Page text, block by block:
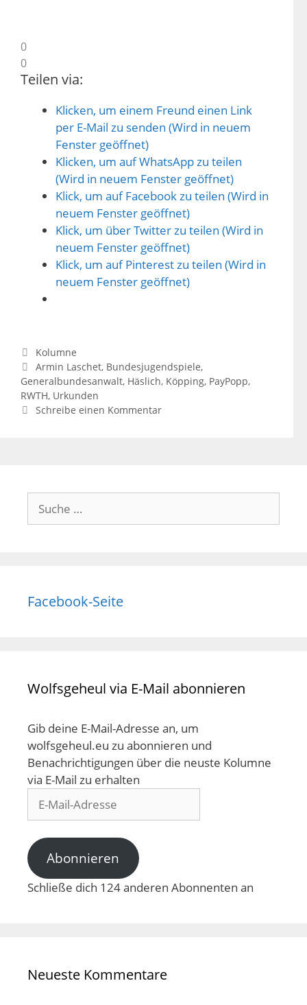
0
0
Teilen via:
Klicken, um einem Freund einen Link
per E-Mail zu senden (Wird in neuem
Fenster geöffnet)
Klicken, um auf WhatsApp zu teilen
(Wird in neuem Fenster geöffnet)
Klick, um auf Facebook zu teilen (Wird in
neuem Fenster geöffnet)
Klick, um über Twitter zu teilen (Wird in
neuem Fenster geöffnet)
Klick, um auf Pinterest zu teilen (Wird in
neuem Fenster geöffnet)
Kategorien
Kolumne
Schlagwörter
Armin Laschet, Bundesjugendspiele,
Generalbundesanwalt, Häslich, Köpping, PayPopp,
RWTH, Urkunden
Schreibe einen Kommentar
Suche
nach:
Facebook-Seite
Wolfsgeheul via E-Mail abonnieren
Gib deine E-Mail-Adresse an, um
wolfsgeheul.eu zu abonnieren und
Benachrichtigungen über die neuste Kolumne
via E-Mail zu erhalten
Mail-
Abonnieren
Schließe dich 124 anderen Abonnenten an
Neueste Kommentare